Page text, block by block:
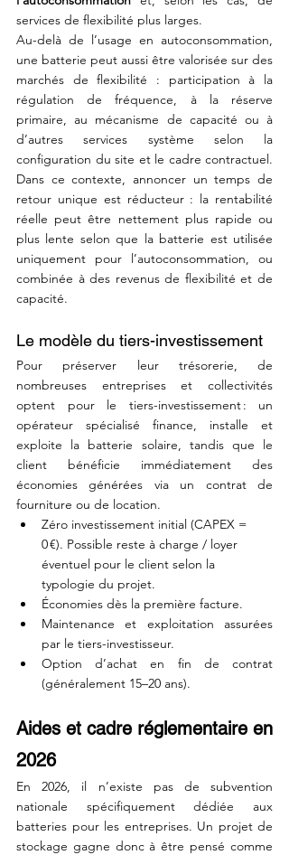
services de flexibilité plus larges.
Au-delà de l’usage en autoconsommation,
une batterie peut aussi être valorisée sur des
marchés de flexibilité : participation à la
régulation de fréquence, à la réserve
primaire, au mécanisme de capacité ou à
d’autres services système selon la
configuration du site et le cadre contractuel.
Dans ce contexte, annoncer un temps de
retour unique est réducteur : la rentabilité
réelle peut être nettement plus rapide ou
plus lente selon que la batterie est utilisée
uniquement pour l’autoconsommation, ou
combinée à des revenus de flexibilité et de
capacité.
Le modèle du tiers-investissement
Pour préserver leur trésorerie, de
nombreuses entreprises et collectivités
optent pour le tiers-investissement : un
opérateur spécialisé finance, installe et
exploite la batterie solaire, tandis que le
client bénéficie immédiatement des
économies générées via un contrat de
fourniture ou de location.
Zéro investissement initial (CAPEX =
0 €). Possible reste à charge / loyer
éventuel pour le client selon la
typologie du projet.
Économies dès la première facture.
Maintenance et exploitation assurées
par le tiers-investisseur.
Option d’achat en fin de contrat
(généralement 15–20 ans).
Aides et cadre réglementaire en
2026
En 2026, il n’existe pas de subvention
nationale spécifiquement dédiée aux
batteries pour les entreprises. Un projet de
stockage gagne donc à être pensé comme